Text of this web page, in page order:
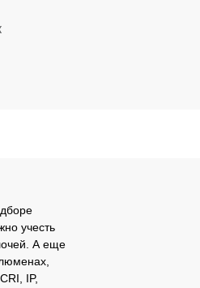
учесть
А еще
IP,